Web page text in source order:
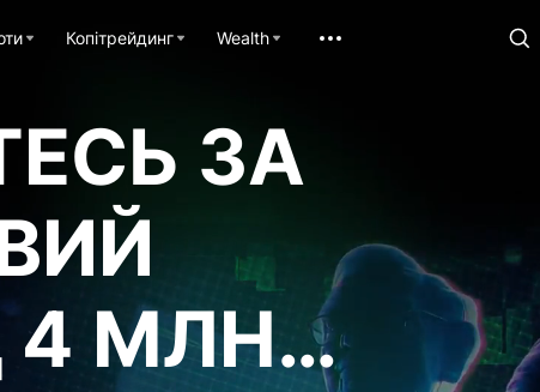
Копітрейдинг Wealth
ЗА
МЛН